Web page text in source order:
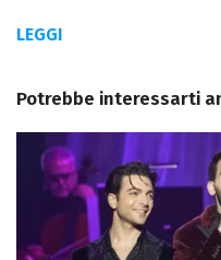
LEGGI
Potrebbe interessarti